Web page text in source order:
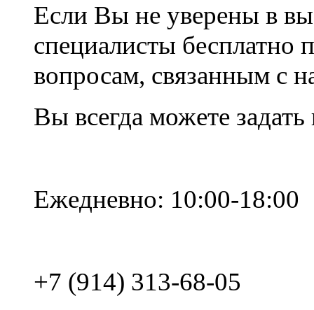
Если Вы не уверены в
специалисты
вопросам, связанным с
Вы всегда можете
Ежедневно: 10:00-18:00
+7 (914) 313-68-05